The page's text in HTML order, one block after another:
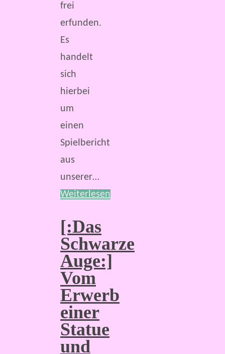
frei
erfunden.
Es
handelt
sich
hierbei
um
einen
Spielbericht
aus
unserer…
Weiterlesen
[:Das
Schwarze
Auge:]
Vom
Erwerb
einer
Statue
und